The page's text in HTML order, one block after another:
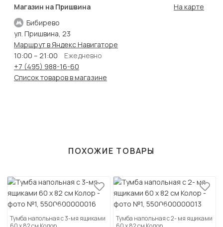
Магазин на Пришвина
Бибирево
На карте
ул. Пришвина, 23
Маршрут в Яндекс Навигаторе
10:00 – 21:00
Ежедневно
+7 (495) 988-16-60
Список товаров в магазине
ПОХОЖИЕ ТОВАРЫ
Тумба напольная с 3-мя ящиками
Тумба напольная с 2- мя ящиками